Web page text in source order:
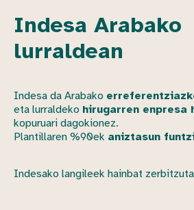
Indesa Arabako
lurraldean
Indesa da Arabako
eta lurraldeko hirugarren enpresa
kopuruari dagokionez.
Plantillaren %90ek aniztasun
Indesako langileek hainbat